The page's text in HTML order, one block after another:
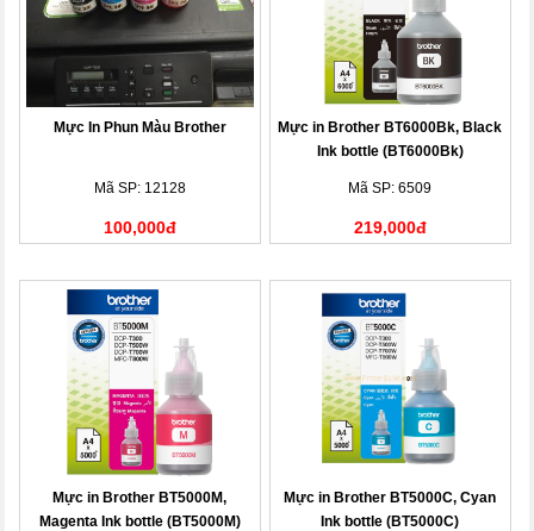
Mực In Phun Màu Brother
Mã SP: 12128
100,000đ
Mực in Brother BT6000Bk, Black
Ink bottle (BT6000Bk)
Mã SP: 6509
219,000đ
Mực in Brother BT5000M,
Magenta Ink bottle (BT5000M)
Mực in Brother BT5000C, Cyan
Ink bottle (BT5000C)